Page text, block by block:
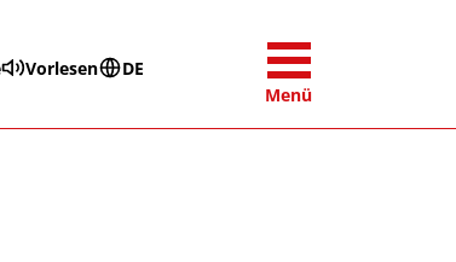
Vorlesen
DE
Menü